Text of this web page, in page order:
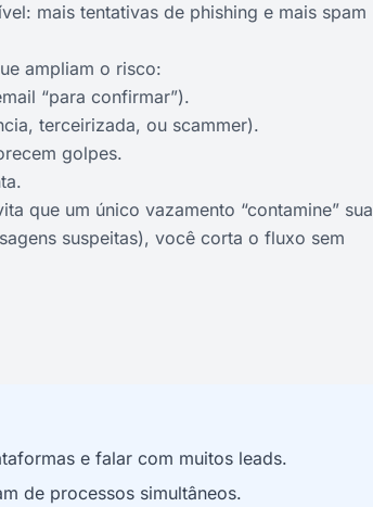
mais tentativas de phishing e mais spam
ampliam o risco:
“para confirmar”).
terceirizada, ou scammer).
golpes.
que um único vazamento “contamine” sua
suspeitas), você corta o fluxo sem
e falar com muitos leads.
de processos simultâneos.